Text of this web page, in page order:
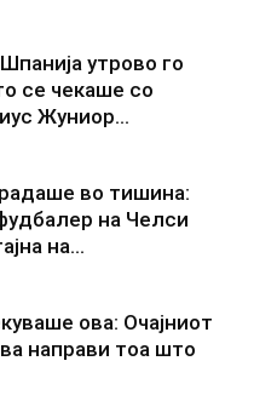
утрово го
се чекаше со
Жуниор...
во тишина:
на Челси
на...
ова: Очајниот
направи тоа што